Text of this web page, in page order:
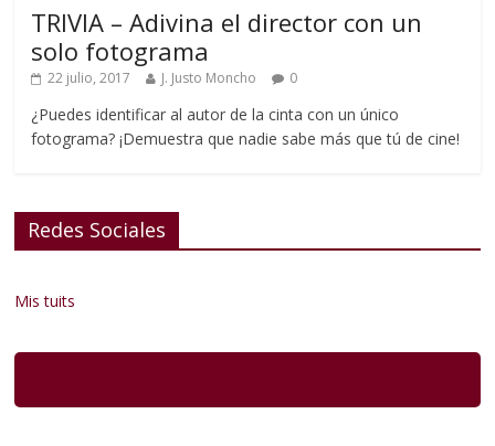
TRIVIA – Adivina el director con un
solo fotograma
22 julio, 2017 J. Justo Moncho 0
¿Puedes identificar al autor de la cinta con un único
fotograma? ¡Demuestra que nadie sabe más que tú de cine!
Redes Sociales
Mis tuits